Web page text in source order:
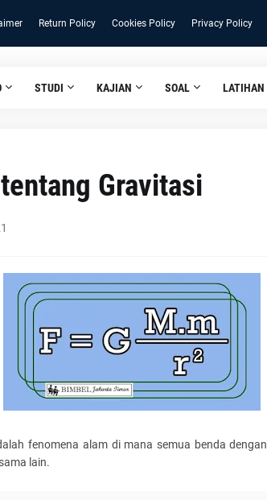
Return Policy Cookies Policy Privacy Policy
STUDI KAJIAN SOAL LATIHAN
Gravitasi
fenomena alam di mana semua benda
lain.